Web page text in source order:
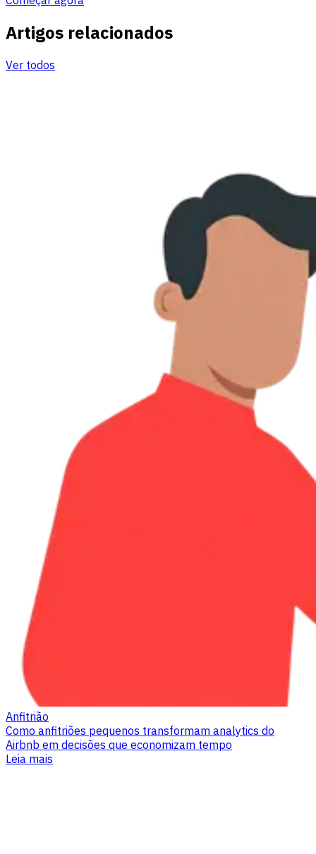
Artigos relacionados
Ver todos
Anfitrião
Como anfitriões pequenos transformam analytics do
Airbnb em decisões que economizam tempo
Leia mais